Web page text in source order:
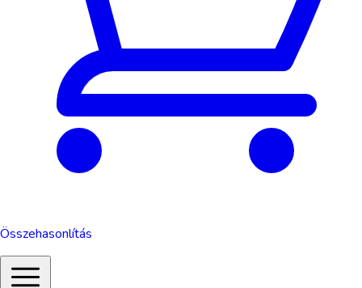
Összehasonlítás